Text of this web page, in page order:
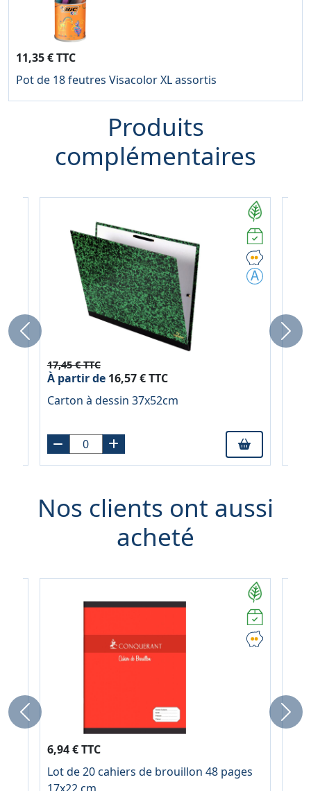
11,35 € TTC
Pot de 18 feutres Visacolor XL assortis
Produits
complémentaires
17,45 € TTC
À partir de16,57 € TTC
Carton à dessin 37x52cm
Previous Next
Nos clients ont aussi
acheté
6,94 € TTC
Lot de 20 cahiers de brouillon 48 pages
Previous Next